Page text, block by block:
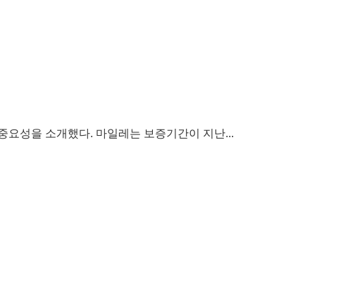
요성을 소개했다. 마일레는 보증기간이 지난...